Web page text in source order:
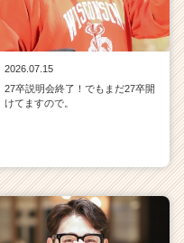
2026.07.15
27卒説明会終了！でもまだ27卒開
けてますので。